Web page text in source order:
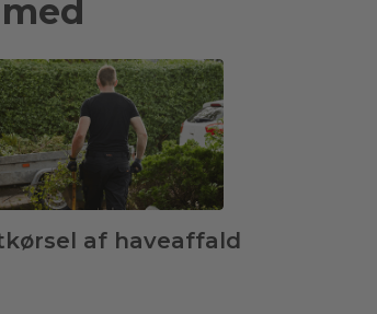
af haveaffald